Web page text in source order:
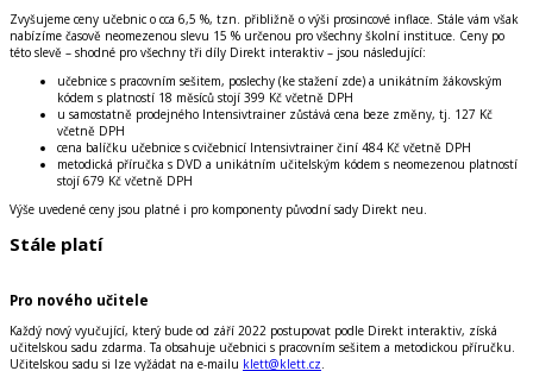
Zvyšujeme ceny učebnic o cca 6,5 %, tzn. přibližně o výši prosincové inflace. Stále vám však
nabízíme časově neomezenou slevu 15 % určenou pro všechny školní instituce. Ceny po
této slevě – shodné pro všechny tři díly Direkt interaktiv – jsou následující:
učebnice s pracovním sešitem, poslechy (ke stažení zde) a unikátním žákovským
kódem s platností 18 měsíců stojí 399 Kč včetně DPH
u samostatně prodejného Intensivtrainer zůstává cena beze změny, tj. 127 Kč
včetně DPH
cena balíčku učebnice s cvičebnicí Intensivtrainer činí 484 Kč včetně DPH
metodická příručka s DVD a unikátním učitelským kódem s neomezenou platností
stojí 679 Kč včetně DPH
Výše uvedené ceny jsou platné i pro komponenty původní sady Direkt neu.
Stále platí
Pro nového učitele
Každý nový vyučující, který bude od září 2022 postupovat podle Direkt interaktiv, získá
učitelskou sadu zdarma. Ta obsahuje učebnici s pracovním sešitem a metodickou příručku.
Učitelskou sadu si lze vyžádat na e-mailu klett@klett.cz.